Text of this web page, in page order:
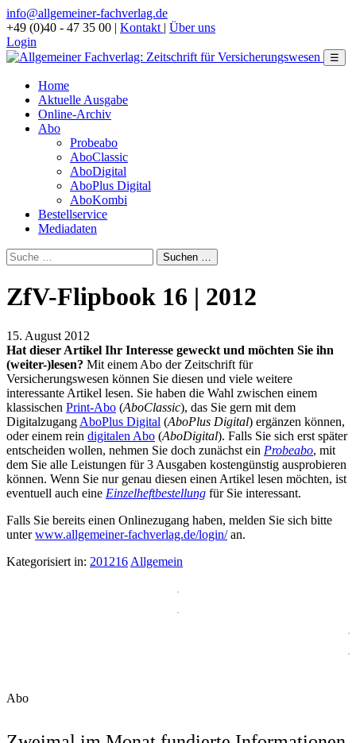
info@allgemeiner-fachverlag.de
+49 (0)40 - 47 35 00 | Kontakt | Über uns
Login
☰
Home
Aktuelle Ausgabe
Online-Archiv
Abo
Probeabo
AboClassic
AboDigital
AboPlus Digital
AboKombi
Bestellservice
Mediadaten
ZfV-Flipbook 16 | 2012
15. August 2012
Hat dieser Artikel Ihr Interesse geweckt und möchten Sie ihn
(weiter-)lesen? Mit einem Abo der Zeitschrift für
Versicherungswesen können Sie diesen und viele weitere
interessante Artikel lesen. Sie haben die Wahl zwischen einem
klassischen Print-Abo (AboClassic), das Sie gern mit dem
Digitalzugang AboPlus Digital (AboPlus Digital) ergänzen können,
oder einem rein digitalen Abo (AboDigital). Falls Sie sich erst später
entscheiden wollen, nehmen Sie doch zunächst ein Probeabo, mit
dem Sie alle Leistungen für 3 Ausgaben kostengünstig ausprobieren
können. Wenn Sie nur genau diesen einen Artikel lesen möchten, ist
eventuell auch eine Einzelheftbestellung für Sie interessant.
Falls Sie bereits einen Onlinezugang haben, melden Sie sich bitte
unterwww.allgemeiner-fachverlag.de/login/an.
Kategorisiert in: 201216 Allgemein
Abo